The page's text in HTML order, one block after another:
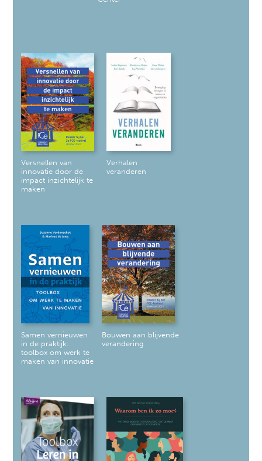
Versnellen van
innovatie door de
impact inzichtelijk te
maken
Verhalen
veranderen
Samen vernieuwen
in de praktijk:
toolbox om werk te
maken van innovatie
Bouwen aan blijvende
verandering